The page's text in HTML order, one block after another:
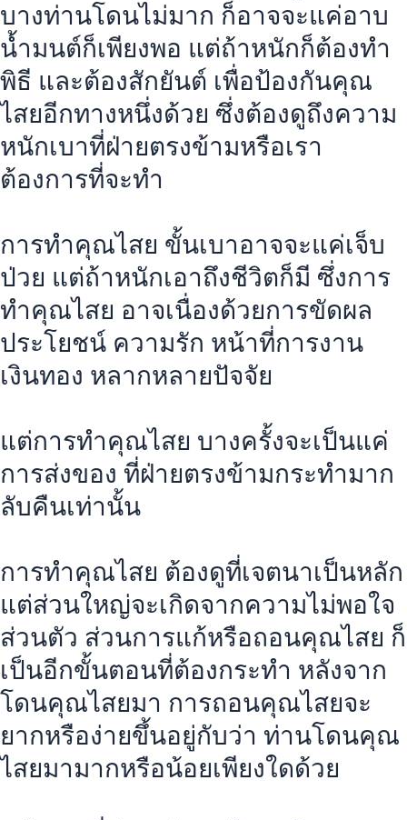
บางท่านโดนไม่มาก ก็อาจจะแค่อาบ
น้ำมนต์ก็เพียงพอ แต่ถ้าหนักก็ต้องทำ
พิธี และต้องสักยันต์ เพื่อป้องกันคุณ
ไสยอีกทางหนึ่งด้วย ซึ่งต้องดูถึงความ
หนักเบาที่ฝ่ายตรงข้ามหรือเรา
ต้องการที่จะทำ
การทำคุณไสย ขั้นเบาอาจจะแค่เจ็บ
ป่วย แต่ถ้าหนักเอาถึงชีวิตก็มี ซึ่งการ
ทำคุณไสย อาจเนื่องด้วยการขัดผล
ประโยชน์ ความรัก หน้าที่การงาน
เงินทอง หลากหลายปัจจัย
แต่การทำคุณไสย บางครั้งจะเป็นแค่
การส่งของ ที่ฝ่ายตรงข้ามกระทำมาก
ลับคืนเท่านั้น
การทำคุณไสย ต้องดูที่เจตนาเป็นหลัก
แต่ส่วนใหญ่จะเกิดจากความไม่พอใจ
ส่วนตัว ส่วนการแก้หรือถอนคุณไสย ก็
เป็นอีกขั้นตอนที่ต้องกระทำ หลังจาก
โดนคุณไสยมา การถอนคุณไสยจะ
ยากหรือง่ายขึ้นอยู่กับว่า ท่านโดนคุณ
ไสยมามากหรือน้อยเพียงใดด้วย